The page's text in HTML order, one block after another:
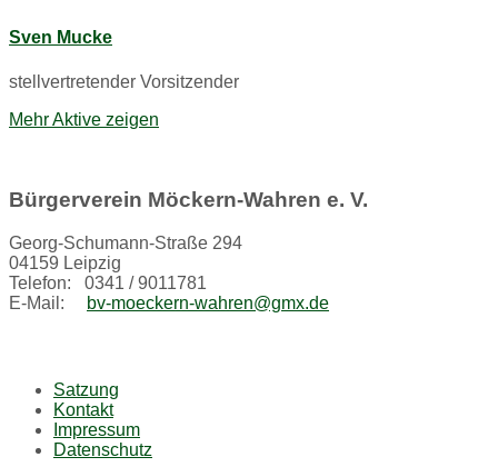
Sven Mucke
stellvertretender Vorsitzender
Mehr Aktive zeigen
Bürgerverein Möckern-Wahren e. V.
Georg-Schumann-Straße 294
04159 Leipzig
Telefon: 0341 / 9011781
E-Mail:
bv-moeckern-wahren@gmx.de
Satzung
Kontakt
Impressum
Datenschutz